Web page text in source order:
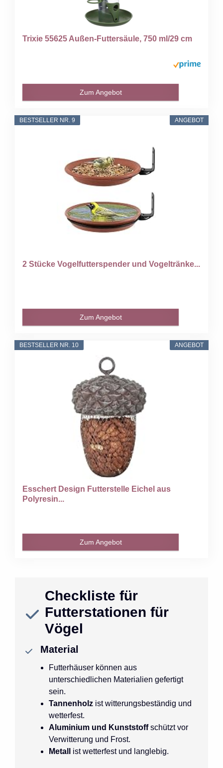
Trixie 55625 Außen-Futtersäule, 750 ml/29 cm
Zum Angebot
ANGEBOT
BESTSELLER NR. 9
2 Stücke Vogelfutterspender und Vogeltränke...
Zum Angebot
ANGEBOT
BESTSELLER NR. 10
Esschert Design Futterstelle Eichel aus
Polyresin...
Zum Angebot
Checkliste für
Futterstationen für
Vögel
Material
Futterhäuser können aus
unterschiedlichen Materialien gefertigt
sein.
Tannenholz ist witterungsbeständig und
wetterfest.
Aluminium und Kunststoffschützt vor
Verwitterung und Frost.
Metall
ist wetterfest und langlebig.